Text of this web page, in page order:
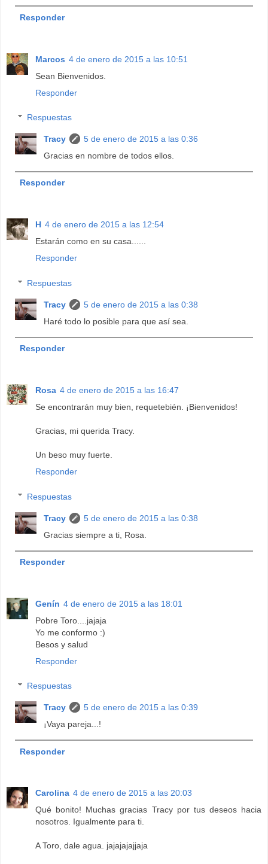
Responder
Marcos 4 de enero de 2015 a las 10:51
Sean Bienvenidos.
Responder
Respuestas
Tracy
5 de enero de 2015 a las 0:36
Gracias en nombre de todos ellos.
Responder
H 4 de enero de 2015 a las 12:54
Estarán como en su casa......
Responder
Respuestas
Tracy
5 de enero de 2015 a las 0:38
Haré todo lo posible para que así sea.
Responder
Rosa 4 de enero de 2015 a las 16:47
Se encontrarán muy bien, requetebién. ¡Bienvenidos!
Gracias, mi querida Tracy.
Un beso muy fuerte.
Responder
Respuestas
Tracy
5 de enero de 2015 a las 0:38
Gracias siempre a ti, Rosa.
Responder
Genín 4 de enero de 2015 a las 18:01
Pobre Toro....jajaja
Yo me conformo :)
Besos y salud
Responder
Respuestas
Tracy
5 de enero de 2015 a las 0:39
¡Vaya pareja...!
Responder
Carolina 4 de enero de 2015 a las 20:03
Qué bonito! Muchas gracias Tracy por tus deseos hacia
nosotros. Igualmente para ti.
A Toro, dale agua. jajajajajjaja